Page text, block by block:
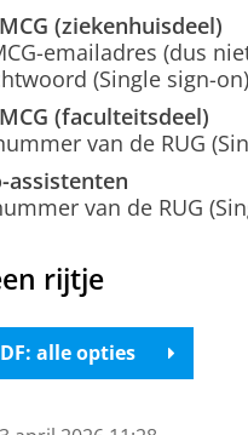
(ziekenhuisdeel)
emailadres (dus
(Single sign-on)
(faculteitsdeel)
van de RUG
assistenten
van de RUG
rijtje
alle opties